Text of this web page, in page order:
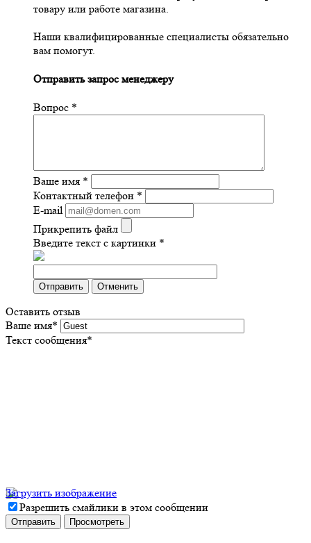
товару или работе магазина.
Наши квалифицированные специалисты обязательно
вам помогут.
Отправить запрос менеджеру
Вопрос *
Ваше имя *
Контактный телефон *
E-mail
Прикрепить файл
Введите текст с картинки *
Отправить Отменить
Оставить отзыв
Ваше имя*
Текст сообщения*
Загрузить изображение
Разрешить смайлики в этом сообщении